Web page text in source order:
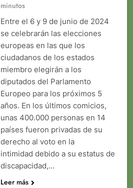
minutos
Entre el 6 y 9 de junio de 2024
se celebrarán las elecciones
europeas en las que los
ciudadanos de los estados
miembro elegirán a los
diputados del Parlamento
Europeo para los próximos 5
años. En los últimos comicios,
unas 400.000 personas en 14
países fueron privadas de su
derecho al voto en la
intimidad debido a su estatus de
discapacidad,…
Leer más